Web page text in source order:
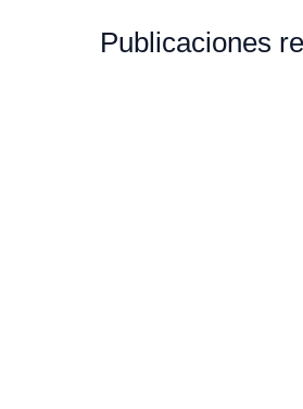
Publicaciones